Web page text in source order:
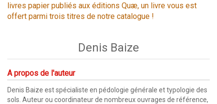
livres papier publiés aux éditions Quæ, un livre vous est
offert parmi trois titres de notre catalogue !
Denis Baize
A propos de l'auteur
Denis Baize est spécialiste en pédologie générale et typologie des
sols. Auteur ou coordinateur de nombreux ouvrages de référence,